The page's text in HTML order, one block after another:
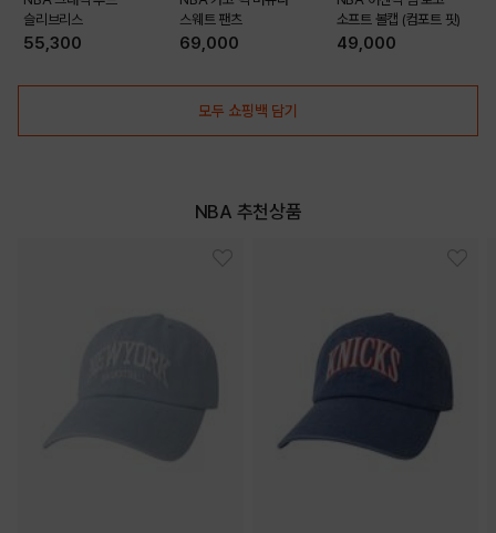
슬리브리스
55,300
스웨트 팬츠
69,000
소프트 볼캡 (컴포트 핏)
49,000
모두 쇼핑백 담기
NBA 추천상품